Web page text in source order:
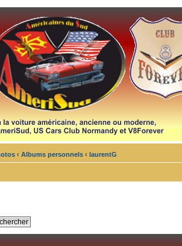
‹ Albums personnels ‹ laurentG